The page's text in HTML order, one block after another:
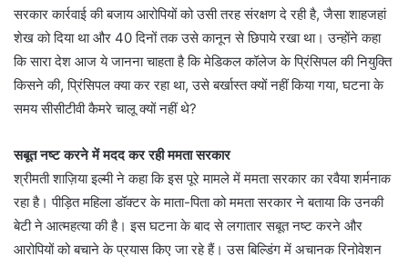
सरकार कार्रवाई की बजाय आरोपियों को उसी तरह संरक्षण दे रही है, जैसा शाहजहां
शेख को दिया था और 40 दिनों तक उसे कानून से छिपाये रखा था। उन्होंने कहा
कि सारा देश आज ये जानना चाहता है कि मेडिकल कॉलेज के प्रिंसिपल की नियुक्ति
किसने की, प्रिंसिपल क्या कर रहा था, उसे बर्खास्त क्यों नहीं किया गया, घटना के
समय सीसीटीवी कैमरे चालू क्यों नहीं थे?
सबूत नष्ट करने में मदद कर रही ममता सरकार
श्रीमती शाज़िया इल्मी ने कहा कि इस पूरे मामले में ममता सरकार का रवैया शर्मनाक
रहा है। पीड़ित महिला डॉक्टर के माता-पिता को ममता सरकार ने बताया कि उनकी
बेटी ने आत्महत्या की है। इस घटना के बाद से लगातार सबूत नष्ट करने और
आरोपियों को बचाने के प्रयास किए जा रहे हैं। उस बिल्डिंग में अचानक रिनोवेशन